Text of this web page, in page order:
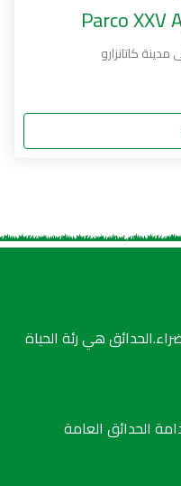
Parco XXV
كاتانزارو
هي رئة الحياة
الحدائق العامة